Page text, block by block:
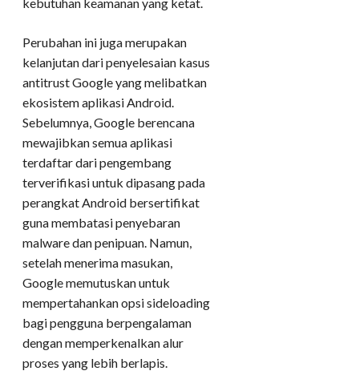
kebutuhan keamanan yang ketat.
Perubahan ini juga merupakan
kelanjutan dari penyelesaian kasus
antitrust Google yang melibatkan
ekosistem aplikasi Android.
Sebelumnya, Google berencana
mewajibkan semua aplikasi
terdaftar dari pengembang
terverifikasi untuk dipasang pada
perangkat Android bersertifikat
guna membatasi penyebaran
malware dan penipuan. Namun,
setelah menerima masukan,
Google memutuskan untuk
mempertahankan opsi sideloading
bagi pengguna berpengalaman
dengan memperkenalkan alur
proses yang lebih berlapis.